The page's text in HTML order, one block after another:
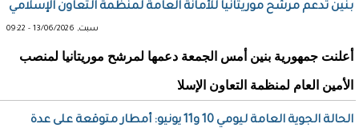
بنين تدعم مرشح موريتانيا للأمانة العامة لمنظمة التعاون الإسلامي
سبت, 13/06/2026 - 09:22
أعلنت جمهورية بنين أمس الجمعة دعمها لمرشح موريتانيا لمنصب
الأمين العام لمنظمة التعاون الإسلا
الحالة الجوية العامة ليومي 10 و11 يونيو: أمطار متوقعة على عدة